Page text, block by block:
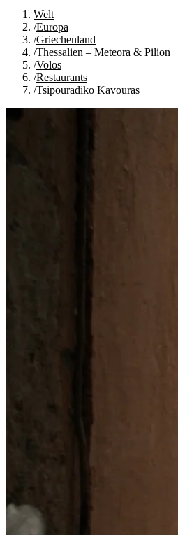
Welt
/Europa
/Griechenland
/Thessalien – Meteora & Pilion
/Volos
/Restaurants
/Tsipouradiko Kavouras